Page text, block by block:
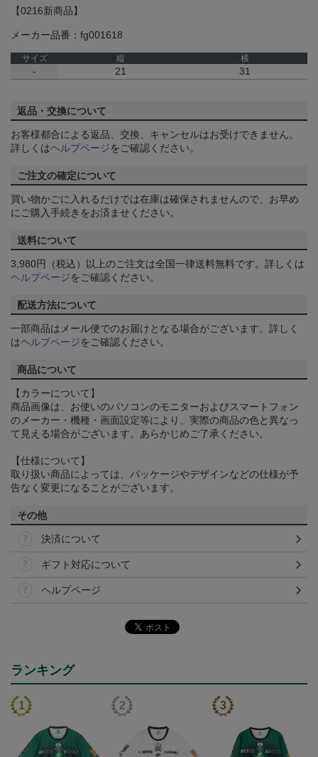
【0216新商品】
メーカー品番：fg001618
サイズ 縦 横
- 21 31
返品・交換について
お客様都合による返品、交換、キャンセルはお受けできません。
詳しくはヘルプページをご確認ください。
ご注文の確定について
買い物かごに入れるだけでは在庫は確保されませんので、お早め
にご購入手続きをお済ませください。
送料について
3,980円（税込）以上のご注文は全国一律送料無料です。詳しくは
ヘルプページをご確認ください。
配送方法について
一部商品はメール便でのお届けとなる場合がございます。詳しく
はヘルプページをご確認ください。
商品について
【カラーについて】
商品画像は、お使いのパソコンのモニターおよびスマートフォン
のメーカー・機種・画面設定等により、実際の商品の色と異なっ
て見える場合がございます。あらかじめご了承ください。
【仕様について】
取り扱い商品によっては、パッケージやデザインなどの仕様が予
告なく変更になることがございます。
その他
決済について
ギフト対応について
ヘルプページ
ランキング